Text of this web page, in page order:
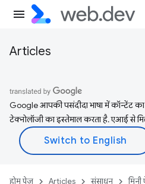
Articles
Google आपकी पसंदीदा भाषा में कॉन्टेंट
टेक्नोलॉजी का इस्तेमाल करता है. एआई से
होम पेज Articles संसाधन